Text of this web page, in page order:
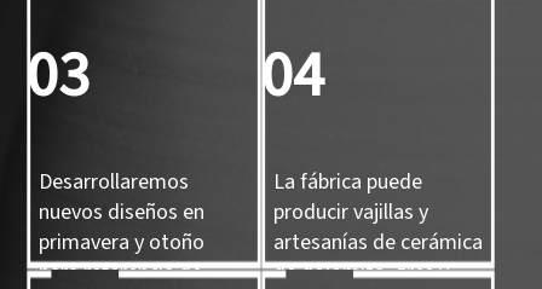
03
Desarrollaremos
nuevos diseños en
primavera y otoño
para referencia de
04
La fábrica puede
producir vajillas y
artesanías de cerámica
de dolomita, gres y